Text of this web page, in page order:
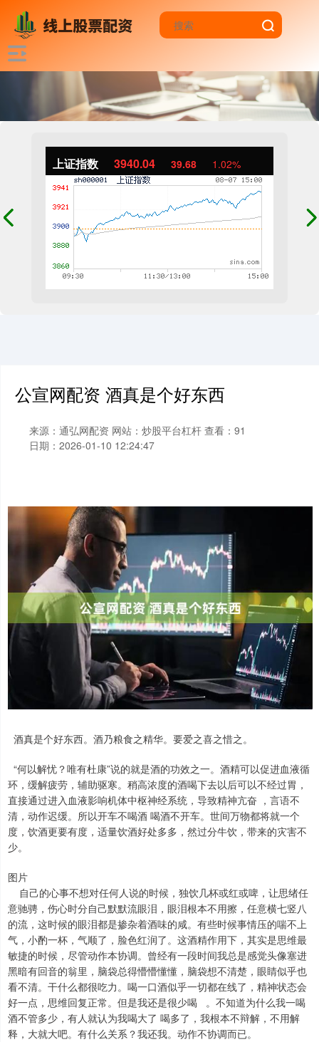
上证指数 3940.04 39.68 1.02%
公宣网配资 酒真是个好东西
来源：通弘网配资 网站：炒股平台杠杆 查看：91
日期：2026-01-10 12:24:47
酒真是个好东西。酒乃粮食之精华。要爱之喜之惜之。
“何以解忧？唯有杜康”说的就是酒的功效之一。酒精可以促进血液循
环，缓解疲劳，辅助驱寒。稍高浓度的酒喝下去以后可以不经过胃，
直接通过进入血液影响机体中枢神经系统，导致精神亢奋 ，言语不
清，动作迟缓。所以开车不喝酒 喝酒不开车。世间万物都将就一个
度，饮酒更要有度，适量饮酒好处多多，然过分牛饮，带来的灾害不
少。
图片
自己的心事不想对任何人说的时候，独饮几杯或红或啤，让思绪任
意驰骋，伤心时分自己默默流眼泪，眼泪根本不用擦，任意横七竖八
的流，这时候的眼泪都是掺杂着酒味的咸。有些时候事情压的喘不上
气，小酌一杯，气顺了，脸色红润了。这酒精作用下，其实是思维最
敏捷的时候，尽管动作本协调。曾经有一段时间我总是感觉头像塞进
黑暗有回音的翁里，脑袋总得懵懵懂懂，脑袋想不清楚，眼睛似乎也
看不清。干什么都很吃力。喝一口酒似乎一切都在线了，精神状态会
好一点，思维回复正常。但是我还是很少喝 。不知道为什么我一喝
酒不管多少，有人就认为我喝大了 喝多了，我根本不辩解，不用解
释，大就大吧。有什么关系？我还我。动作不协调而已。